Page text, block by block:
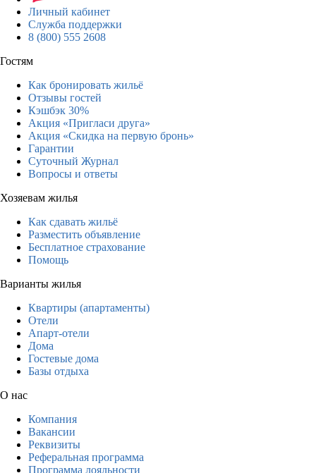
Личный кабинет
Служба поддержки
8 (800) 555 2608
Гостям
Как бронировать жильё
Отзывы гостей
Кэшбэк 30%
Акция «Пригласи друга»
Акция «Скидка на первую бронь»
Гарантии
Суточный Журнал
Вопросы и ответы
Хозяевам жилья
Как сдавать жильё
Разместить объявление
Бесплатное страхование
Помощь
Варианты жилья
Квартиры (апартаменты)
Отели
Апарт-отели
Дома
Гостевые дома
Базы отдыха
О нас
Компания
Вакансии
Реквизиты
Реферальная программа
Программа лояльности